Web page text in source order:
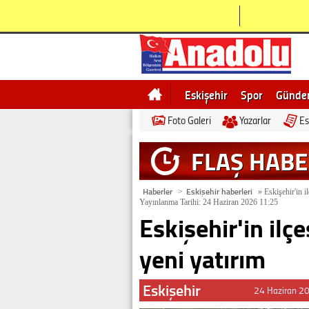
Eskişehir Spor
Bilecik
Ne demek
Foto Galeri Yazarlar
FLAŞ
Haberler > Eskişehir haberleri » Eskişehir'in
Yayınlanma Tarihi: 24 Haziran 2026 11:25
Eskişehir'in
yeni yatırım
Eskişehir 24 Haziran